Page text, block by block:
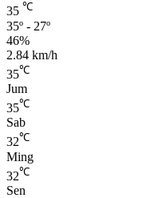
35 ℃
35º - 27º
46%
2.84 km/h
35℃
Jum
35℃
Sab
32℃
Ming
32℃
Sen